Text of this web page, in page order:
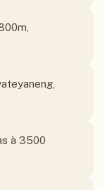
à 3500